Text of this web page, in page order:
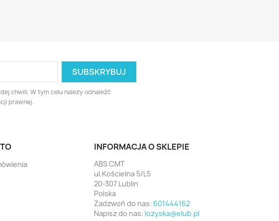
chwili. W tym celu należy odnaleźć
prawnej.
INFORMACJA O SKLEPIE
ABS CMT
ul.Kościelna 5/L5
20-307 Lublin
Polska
Zadzwoń do nas: 601444162
Napisz do nas: lozyska@elub.pl